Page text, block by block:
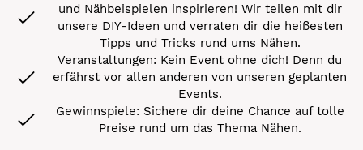
und Nähbeispielen inspirieren! Wir teilen mit dir
unsere DIY-Ideen und verraten dir die heißesten
Tipps und Tricks rund ums Nähen.
Veranstaltungen: Kein Event ohne dich! Denn du
erfährst vor allen anderen von unseren geplanten
Events.
Gewinnspiele: Sichere dir deine Chance auf tolle
Preise rund um das Thema Nähen.